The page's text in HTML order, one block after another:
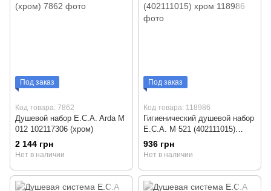
Под заказ
Код товара: 7862
Душевой набор E.C.A. Arda М
012 102117306 (хром)
2 144 грн
Нет в наличии
Под заказ
Код товара: 118986
Гигиенический душевой набор
E.C.A. М 521 (402111015)
хром
936 грн
Нет в наличии